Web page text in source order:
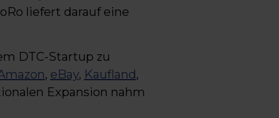
liefert darauf eine
DTC-Startup zu
, eBay, Kaufland,
Expansion nahm